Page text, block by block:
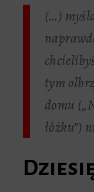
(…)
tym
domu
łóżku”)